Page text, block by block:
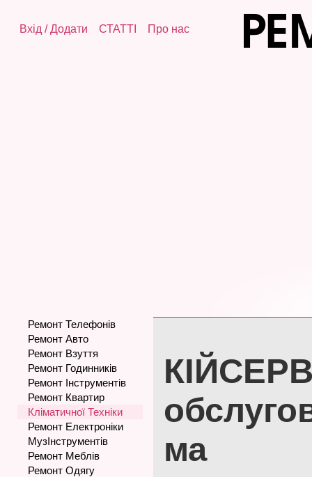
Вхід /Додати СТАТТІ Про нас
Ремонт Телефонів
Ремонт Авто
Ремонт Взуття
Ремонт Годинників
Ремонт Інструментів
Ремонт Квартир
Кліматичної Техніки
Ремонт Електроніки
МузІнструментів
Ремонт Меблів
Ремонт Одягу
ма